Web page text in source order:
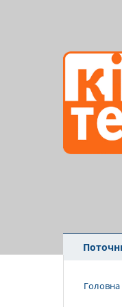
Головна